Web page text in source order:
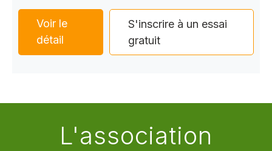
Voir le
détail
S'inscrire à un essai
gratuit
L'association